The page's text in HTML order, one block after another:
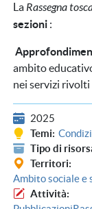
La Rassegna
sezioni :
ambito
nei servizi rivolti
2025
Temi
Tipo di
Territori
Ambito sociale
Attività